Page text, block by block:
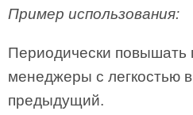
Пример использования:
Периодически повышать
менеджеры с легкостью
предыдущий.